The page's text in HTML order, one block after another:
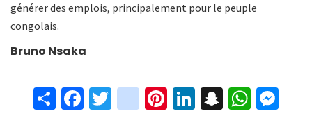
générer des emplois, principalement pour le peuple
congolais.
Bruno Nsaka
S Fa T
in Pi Li S W